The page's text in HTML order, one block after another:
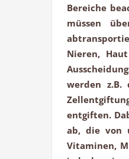
Bereiche
müssen
Nieren,
werden
entgiften.
ab, die von
Vitaminen,